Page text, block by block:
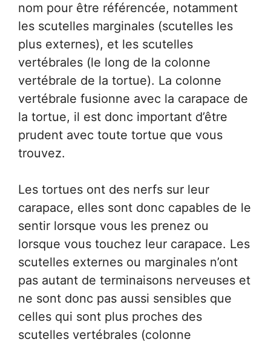
nom pour être référencée, notamment
les scutelles marginales (scutelles les
plus externes), et les scutelles
vertébrales (le long de la colonne
vertébrale de la tortue). La colonne
vertébrale fusionne avec la carapace de
la tortue, il est donc important d’être
prudent avec toute tortue que vous
trouvez.
Les tortues ont des nerfs sur leur
carapace, elles sont donc capables de le
sentir lorsque vous les prenez ou
lorsque vous touchez leur carapace. Les
scutelles externes ou marginales n’ont
pas autant de terminaisons nerveuses et
ne sont donc pas aussi sensibles que
celles qui sont plus proches des
scutelles vertébrales (colonne